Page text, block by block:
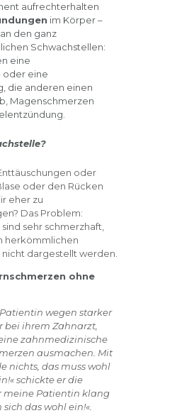
aufrechterhalten
im Körper –
den ganz
Schwachstellen:
eine
oder eine
die anderen einen
Magenschmerzen
oder
oder den Rücken
eher zu
Das Problem:
sehr schmerzhaft,
herkömmlichen
dargestellt werden.
ohne
wegen starker
bei ihrem Zahnarzt,
zahnmedizinische
ausmachen. Mit
nichts, das muss wohl
schickte er die
meine Patientin klang
das wohl ein!«.